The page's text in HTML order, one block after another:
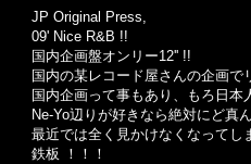
JP Original Press,
09' Nice R&B !!
国内企画盤オンリー12'' !!
国内の某レコード屋さんの企画
国内企画って事もあり、もろ日本
Ne-Yo辺りが好きなら絶対にど真
最近では全く見かけなくなってし
鉄板 ！！！